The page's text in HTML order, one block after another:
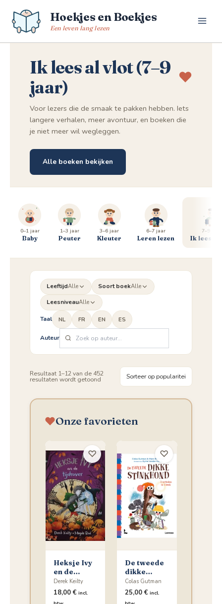
naar
Hoekjes en Boekjes
Een leven lang lezen
Ik lees al vlot (7–9
jaar)
Voor lezers die de smaak te pakken hebben. Iets
langere verhalen, meer avontuur, en boeken die
je niet meer wil wegleggen.
Alle boeken bekijken
0–1 jaar
Baby
1–3 jaar
Peuter
3–6 jaar
Kleuter
6–7 jaar
Leren lezen
7–9 jaar
Ik lees al
LeeftijdAlle Soort boekAlle
LeesniveauAlle
Taal NL FR EN ES
Auteur
Resultaat 1–12 van de 452
resultaten wordt getoond Gesorteerd
Onze favorieten
Heksje Ivy
en de
tijdrover
Derek Keilty
18,00 € incl.
♡
De tweede
dikke
Stinkhond
Colas Gutman
25,00 € incl.
♡